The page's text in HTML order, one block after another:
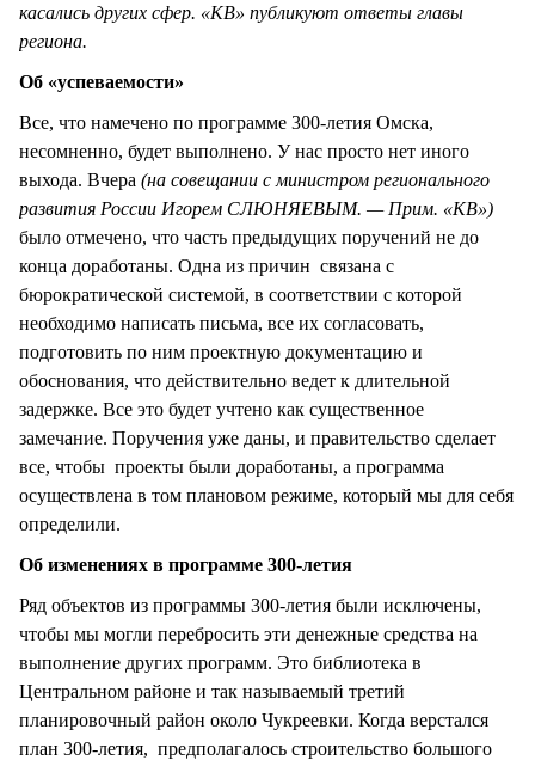
касались других сфер. «КВ» публикуют ответы главы
региона.
Об «успеваемости»
Все, что намечено по программе 300-летия Омска,
несомненно, будет выполнено. У нас просто нет иного
выхода. Вчера (на совещании с министром регионального
развития России Игорем СЛЮНЯЕВЫМ. — Прим. «КВ»)
было отмечено, что часть предыдущих поручений не до
конца доработаны. Одна из причин связана с
бюрократической системой, в соответствии с которой
необходимо написать письма, все их согласовать,
подготовить по ним проектную документацию и
обоснования, что действительно ведет к длительной
задержке. Все это будет учтено как существенное
замечание. Поручения уже даны, и правительство сделает
все, чтобы проекты были доработаны, а программа
осуществлена в том плановом режиме, который мы для себя
определили.
Об изменениях в программе 300-летия
Ряд объектов из программы 300-летия были исключены,
чтобы мы могли перебросить эти денежные средства на
выполнение других программ. Это библиотека в
Центральном районе и так называемый третий
планировочный район около Чукреевки. Когда верстался
план 300-летия, предполагалось строительство большого